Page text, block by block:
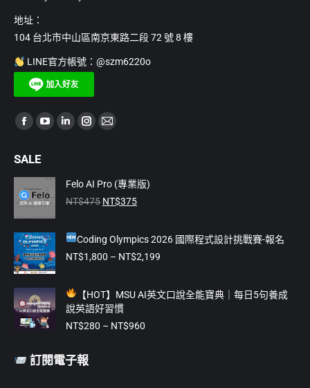
地址：
104 台北市中山區南京東路二段 72 號 8 樓
LINE官方帳號：@szm6220o
Find us on:
Facebook
opens
new
window
YouTube
new
window
Linkedin
in
new
Instagram
in
new
Mail
in
new
SALE
Felo AI Pro (專業版)
NT$475 原
格：
NT$475。
NT$375目
格：
NT$375。
Coding Olympics 2026 國際程式設計挑戰賽-報名
NT$1,800 – NT$2,199
圍：
【HOT】MSU AI英文口說全能寶典｜每日5句養成
說英語好習慣
NT$280 – NT$960
訂閱電子報